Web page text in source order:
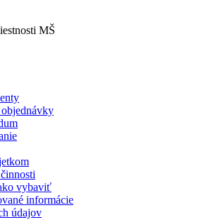
MŠ
vybaviť
informácie
údajov